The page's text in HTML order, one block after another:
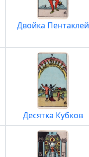
Двойка Пентаклей
Десятка Кубков